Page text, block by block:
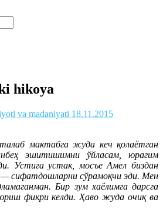
hikoya
va madaniyati 18.11.2015
мактабга жуда кеч қолаётган
эшитишимни ўйласам, юрагим
Устига устак, мосъе Амел биздан
— сифатдошларни сўрамоқчи эди. Мен
Бир зум хаёлимга дарсга
фикри келди. Ҳаво жуда очиқ ва